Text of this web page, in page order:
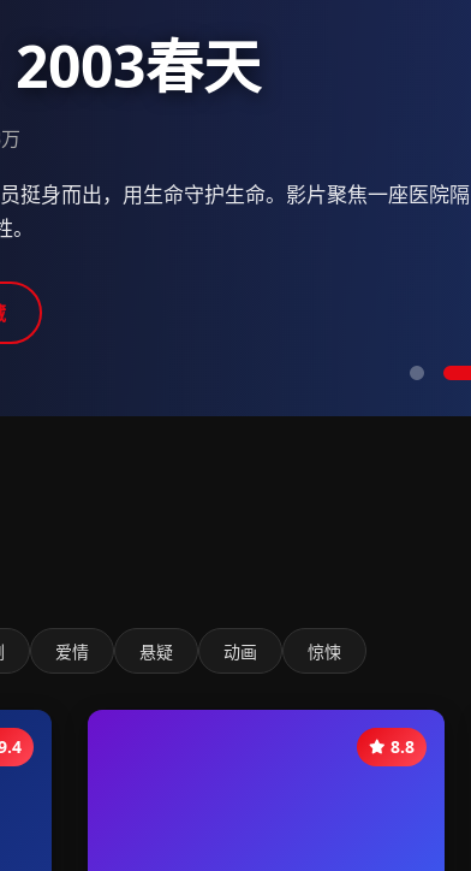
春天
挺身而出，用生命守护生命。影片聚焦一座医院隔
爱情 悬疑 动画 惊悚
8.8